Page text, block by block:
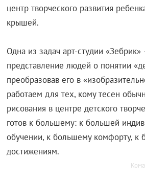
центр творческого развития
крышей.
Одна из задач арт-студии «Зебрик»
представление людей о понятии
преобразовав его в
работаем для тех, кому тесен
рисования в центре детского
готов к большему: к большей
обучении, к большему комфорту, к
достижениям.